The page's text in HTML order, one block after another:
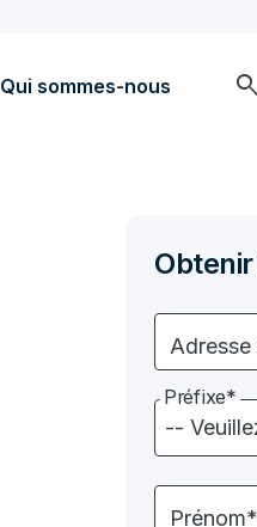
Qui sommes-nous search
Préfixe*
Prénom*